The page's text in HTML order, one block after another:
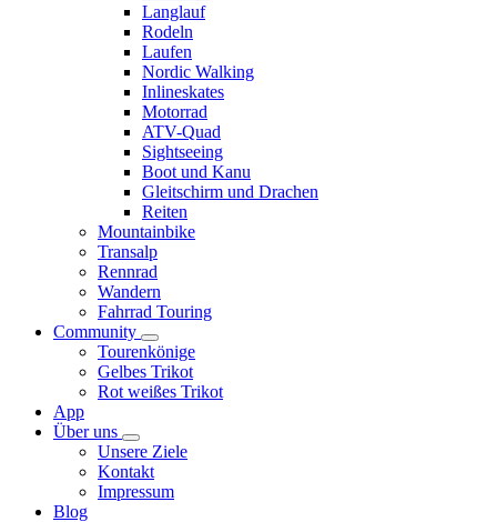
Langlauf
Rodeln
Laufen
Nordic Walking
Inlineskates
Motorrad
ATV-Quad
Sightseeing
Boot und Kanu
Gleitschirm und Drachen
Reiten
Mountainbike
Transalp
Rennrad
Wandern
Fahrrad Touring
Community
Tourenkönige
Gelbes Trikot
Rot weißes Trikot
App
Über uns
Unsere Ziele
Kontakt
Impressum
Blog